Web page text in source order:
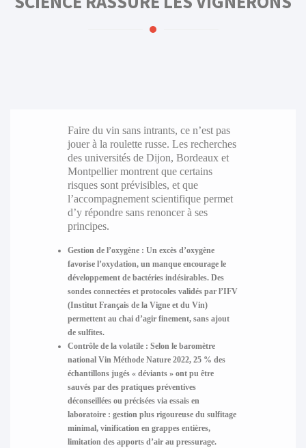
Faire du vin sans intrants, ce n’est pas
jouer à la roulette russe. Les recherches
des universités de Dijon, Bordeaux et
Montpellier montrent que certains
risques sont prévisibles, et que
l’accompagnement scientifique permet
d’y répondre sans renoncer à ses
principes.
Gestion de l’oxygène : Un excès d’oxygène
favorise l’oxydation, un manque encourage le
développement de bactéries indésirables. Des
sondes connectées et protocoles validés par l’IFV
(Institut Français de la Vigne et du Vin)
permettent au chai d’agir finement, sans ajout
de sulfites.
Contrôle de la volatile : Selon le baromètre
national Vin Méthode Nature 2022, 25 % des
échantillons jugés « déviants » ont pu être
sauvés par des pratiques préventives
déconseillées ou précisées via essais en
laboratoire: gestion plus rigoureuse du sulfitage
minimal, vinification en grappes entières,
limitation des apports d’air au pressurage.